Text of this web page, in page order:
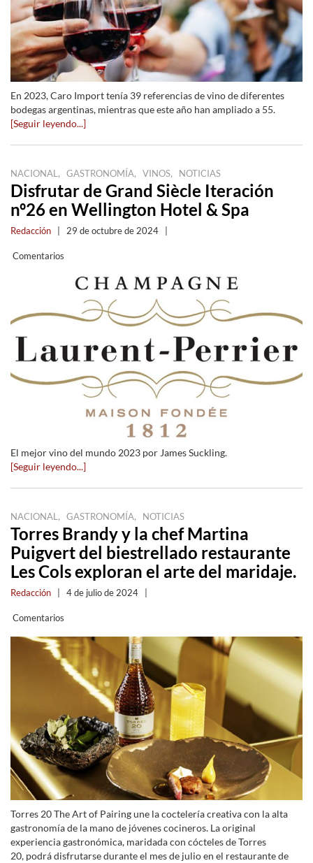
En 2023, Caro Import tenía 39 referencias de vino de diferentes
bodegas argentinas, mientras que este año han ampliado a 55.
[Seguir leyendo...]
NACIONAL , GASTRONOMÍA, VINOS, NOTICIAS
Disfrutar de Grand Siècle Iteración
nº26 en Wellington Hotel & Spa
Redacción 29 de octubre de 2024
Comentarios
El mejor vino del mundo 2023 por James Suckling.
[Seguir leyendo...]
NACIONAL , GASTRONOMÍA, NOTICIAS
Torres Brandy y la chef Martina
Puigvert del biestrellado restaurante
Les Cols exploran el arte del maridaje.
Redacción 4 de julio de 2024
Comentarios
Torres 20 The Art of Pairing une la coctelería creativa con la alta
gastronomía de la mano de jóvenes cocineros. La original
experiencia gastronómica, maridada con cócteles de Torres
20, podrá disfrutarse durante el mes de julio en el restaurante de